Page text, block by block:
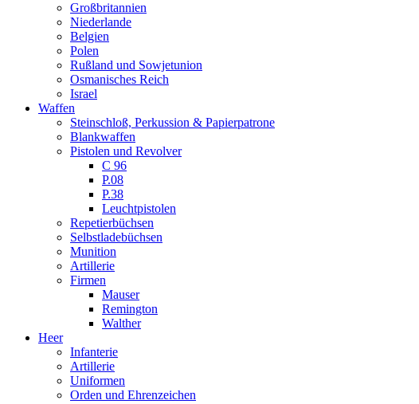
Großbritannien
Niederlande
Belgien
Polen
Rußland und Sowjetunion
Osmanisches Reich
Israel
Waffen
Steinschloß, Perkussion & Papierpatrone
Blankwaffen
Pistolen und Revolver
C 96
P.08
P.38
Leuchtpistolen
Repetierbüchsen
Selbstladebüchsen
Munition
Artillerie
Firmen
Mauser
Remington
Walther
Heer
Infanterie
Artillerie
Uniformen
Orden und Ehrenzeichen